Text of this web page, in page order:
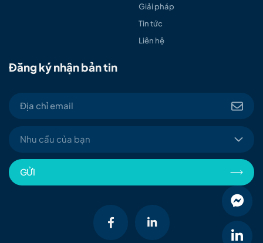
Giải pháp
Tin tức
Liên hệ
Đăng ký nhận bản tin